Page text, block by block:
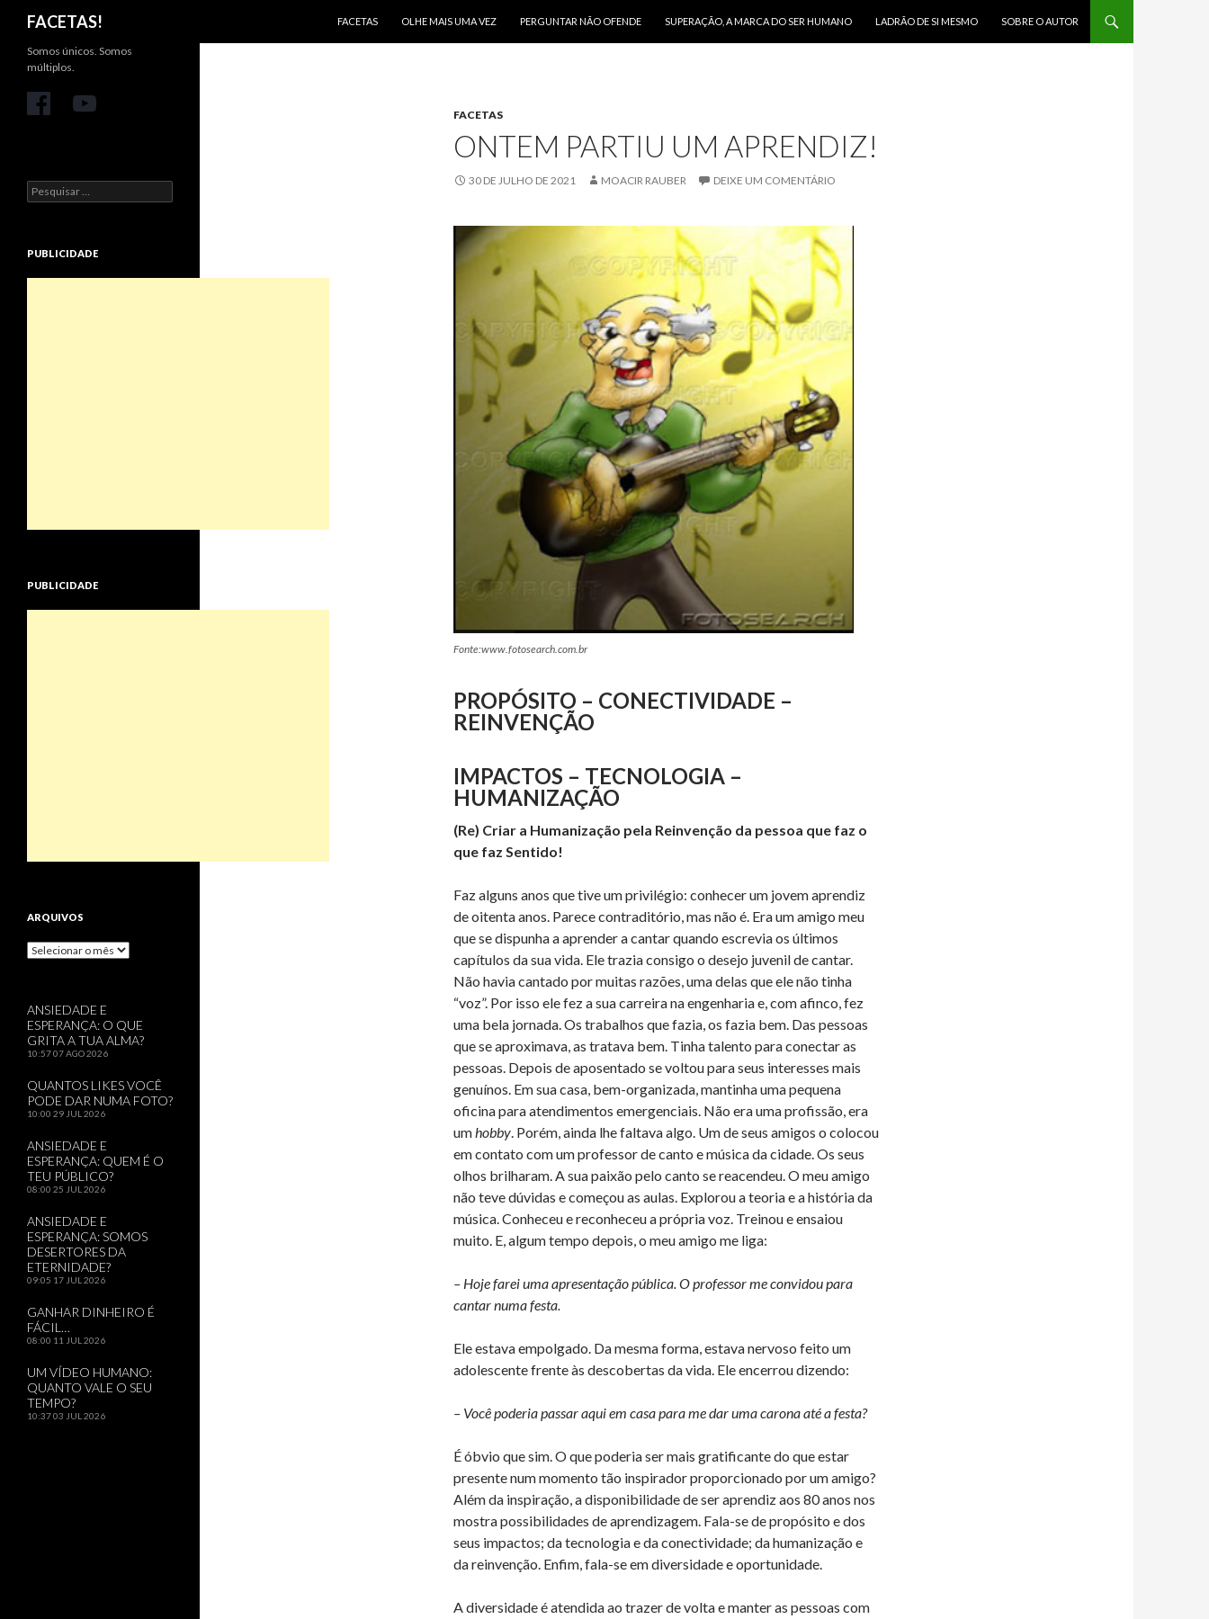
FACETAS!
FACETAS
OLHE MAIS UMA VEZ PERGUNTAR NÃO OFENDE SUPERAÇÃO, A MARCA DO SER HUMANO LADRÃO DE SI MESMO SOBRE O AUTOR
FACETAS
ONTEM PARTIU UM APRENDIZ!
30 DE JULHO DE 2021 MOACIR RAUBER DEIXE UM COMENTÁRIO
Fonte:www.fotosearch.com.br
PROPÓSITO – CONECTIVIDADE –
REINVENÇÃO
IMPACTOS – TECNOLOGIA –
HUMANIZAÇÃO
(Re) Criar a Humanização pela Reinvenção da pessoa que faz o
que faz Sentido!
Faz alguns anos que tive um privilégio: conhecer um jovem aprendiz
de oitenta anos. Parece contraditório, mas não é. Era um amigo meu
que se dispunha a aprender a cantar quando escrevia os últimos
capítulos da sua vida. Ele trazia consigo o desejo juvenil de cantar.
Não havia cantado por muitas razões, uma delas que ele não tinha
“voz”. Por isso ele fez a sua carreira na engenharia e, com afinco, fez
uma bela jornada. Os trabalhos que fazia, os fazia bem. Das pessoas
que se aproximava, as tratava bem. Tinha talento para conectar as
pessoas. Depois de aposentado se voltou para seus interesses mais
genuínos. Em sua casa, bem-organizada, mantinha uma pequena
oficina para atendimentos emergenciais. Não era uma profissão, era
umhobby. Porém, ainda lhe faltava algo. Um de seus amigos o colocou
em contato com um professor de canto e música da cidade. Os seus
olhos brilharam. A sua paixão pelo canto se reacendeu. O meu amigo
não teve dúvidas e começou as aulas. Explorou a teoria e a história da
música. Conheceu e reconheceu a própria voz. Treinou e ensaiou
muito. E, algum tempo depois, o meu amigo me liga:
– Hoje farei uma apresentação pública. O professor me convidou para
cantar numa festa.
Ele estava empolgado. Da mesma forma, estava nervoso feito um
adolescente frente às descobertas da vida. Ele encerrou dizendo:
– Você poderia passar aqui em casa para me dar uma carona até a festa?
É óbvio que sim. O que poderia ser mais gratificante do que estar
presente num momento tão inspirador proporcionado por um amigo?
Além da inspiração, a disponibilidade de ser aprendiz aos 80 anos nos
mostra possibilidades de aprendizagem. Fala-se de propósito e dos
seus impactos; da tecnologia e da conectividade; da humanização e
da reinvenção. Enfim, fala-se em diversidade e oportunidade.
A diversidade é atendida ao trazer de volta e manter as pessoas com
Somos únicos. Somos
múltiplos.
Pesquisar
por:
PUBLICIDADE
PUBLICIDADE
ARQUIVOS
Arquivos
ANSIEDADE E
ESPERANÇA: O QUE
GRITA A TUA ALMA?
10:5707 AGO 2026
QUANTOS LIKES VOCÊ
PODE DAR NUMA FOTO?
10:00 29 JUL 2026
ANSIEDADE E
ESPERANÇA: QUEM É O
TEU PÚBLICO?
08:00 25 JUL 2026
ANSIEDADE E
ESPERANÇA: SOMOS
DESERTORES DA
ETERNIDADE?
09:05 17 JUL 2026
GANHAR DINHEIRO É
FÁCIL…
08:00 11 JUL 2026
UM VÍDEO HUMANO:
QUANTO VALE O SEU
TEMPO?
10:3703 JUL 2026